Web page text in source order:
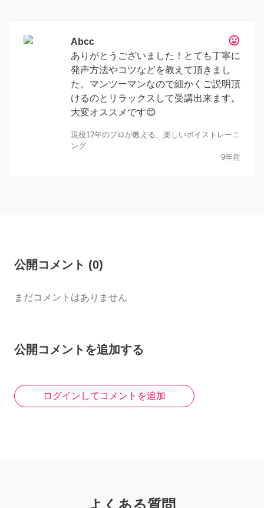
tag_faces
Abcc
ありがとうございました！とても丁寧に
発声方法やコツなどを教えて頂きまし
た。マンツーマンなので細かくご説明頂
けるのとリラックスして受講出来ます。
大変オススメです😊
現役12年のプロが教える、楽しいボイストレーニ
ング
9年前
公開コメント (0)
まだコメントはありません
公開コメントを追加する
ログインしてコメントを追加